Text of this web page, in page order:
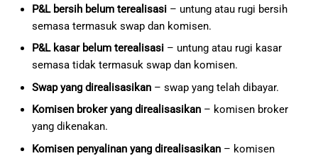
P&L bersih belum terealisasi– untung atau rugi bersih
semasa termasuk swap dan komisen.
P&L kasar belum terealisasi– untung atau rugi kasar
semasa tidak termasuk swap dan komisen.
Swap yang direalisasikan– swap yang telah dibayar.
Komisen broker yang direalisasikan– komisen broker
yang dikenakan.
Komisen penyalinan yang direalisasikan– komisen